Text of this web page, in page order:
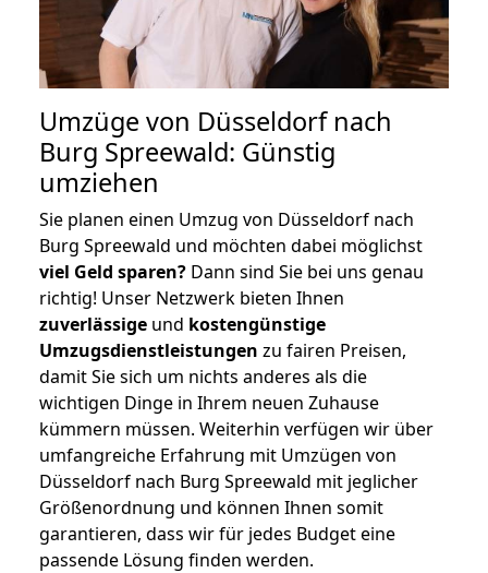
Umzüge von Düsseldorf nach
Burg Spreewald: Günstig
umziehen
Sie planen einen Umzug von Düsseldorf nach
Burg Spreewald und möchten dabei möglichst
viel Geld sparen? Dann sind Sie bei uns genau
richtig! Unser Netzwerk bieten Ihnen
zuverlässige und kostengünstige
Umzugsdienstleistungen zu fairen Preisen,
damit Sie sich um nichts anderes als die
wichtigen Dinge in Ihrem neuen Zuhause
kümmern müssen. Weiterhin verfügen wir über
umfangreiche Erfahrung mit Umzügen von
Düsseldorf nach Burg Spreewald mit jeglicher
Größenordnung und können Ihnen somit
garantieren, dass wir für jedes Budget eine
passende Lösung finden werden.